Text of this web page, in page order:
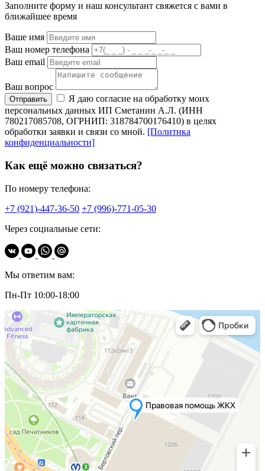
Заполните форму и наш консультант свяжется с вами в
ближайшее время
Ваше имя
Ваш номер телефона
Ваш email
Ваш вопрос
Отправить
Я даю согласие на обработку моих
персональных данных ИП Сметанин А.Л. (ИНН
780217085708, ОГРНИП: 318784700176410) в целях
обработки заявки и связи со мной. [Политика
конфиденциальности]
Как ещё можно связаться?
По номеру телефона:
+7 (921)-447-36-50 +7 (996)-771-05-30
Через социальные сети:
Мы ответим вам:
Пн-Пт 10:00-18:00